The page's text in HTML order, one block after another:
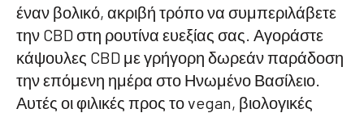
έναν βολικό, ακριβή τρόπο να συμπεριλάβετε
την CBD στη ρουτίνα ευεξίας σας. Αγοράστε
κάψουλες CBD με γρήγορη δωρεάν παράδοση
την επόμενη ημέρα στο Ηνωμένο Βασίλειο.
Αυτές οι φιλικές προς το vegan, βιολογικές